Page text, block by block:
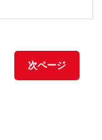
次ページ